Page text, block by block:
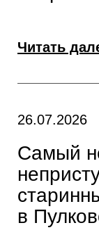
Читать
26.07.2026
Самый
в